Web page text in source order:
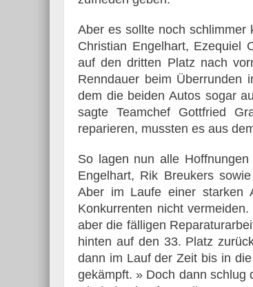
Aber es sollte noch schlimmer
Christian Engelhart, Ezequiel
auf den dritten Platz nach
Renndauer beim Überrunden
dem die beiden Autos sogar
sagte Teamchef Gottfried
reparieren, mussten es aus
So lagen nun alle
Engelhart, Rik Breukers
Aber im Laufe einer starken
Konkurrenten nicht
aber die fälligen
hinten auf den 33. Platz
dann im Lauf der Zeit bis in
gekämpft. » Doch dann schlug